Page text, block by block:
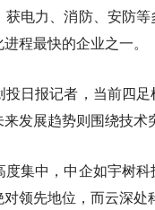
电力、消防、安防
程最快的企业之一。
日报记者，当前四
发展趋势则围绕技术
集中，中企如宇树
领先地位，而云深处